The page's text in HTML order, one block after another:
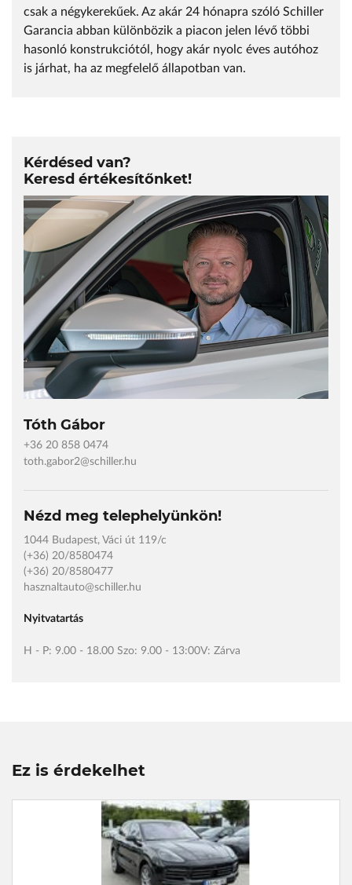
csak a négykerekűek. Az akár 24 hónapra szóló Schiller
Garancia abban különbözik a piacon jelen lévő többi
hasonló konstrukciótól, hogy akár nyolc éves autóhoz
is járhat, ha az megfelelő állapotban van.
Kérdésed van?
Keresd értékesítőnket!
Tóth Gábor
+36 20 858 0474
toth.gabor2@schiller.hu
Nézd meg telephelyünkön!
1044 Budapest, Váci út 119/c
(+36) 20/8580474
(+36) 20/8580477
hasznaltauto@schiller.hu
Nyitvatartás
H - P: 9.00 - 18.00 Szo: 9.00 - 13:00V: Zárva
Ez is érdekelhet